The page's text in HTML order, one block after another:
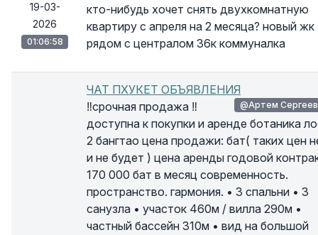
19-03-
2026
01:06:58
кто-нибудь хочет снять двухкомнатную
квартиру с апреля на 2 месяца? новый жк
рядом с централом 36к коммуналка
ЧАТ ПХУКЕТ ОБЪЯВЛЕНИЯ
@Артем
‼срочная продажа ‼
доступна к покупки и аренде ботаника
2 бангтао цена продажи: бат( таких цен
и не будет ) цена аренды годовой
170 000 бат в месяц современность.
пространство. гармония. • 3 спальни • 3
санузла • участок 460м / вилла 290м •
частный бассейн 310м • вид на большой